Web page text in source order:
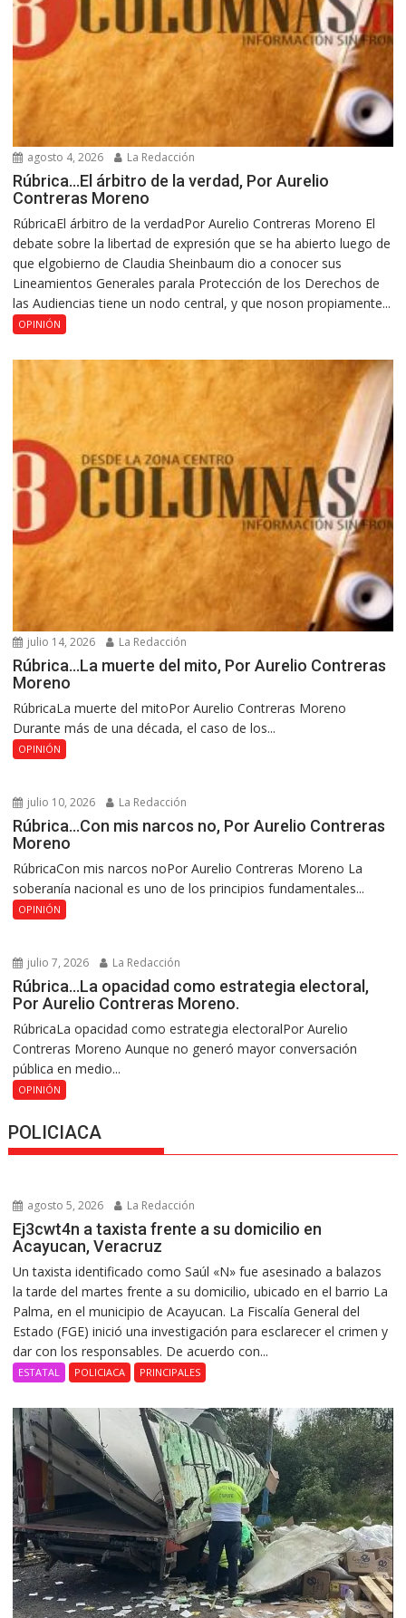
agosto 4, 2026 La Redacción
Rúbrica…El árbitro de la verdad, Por Aurelio
Contreras Moreno
RúbricaEl árbitro de la verdadPor Aurelio Contreras Moreno El
debate sobre la libertad de expresión que se ha abierto luego de
que elgobierno de Claudia Sheinbaum dio a conocer sus
Lineamientos Generales parala Protección de los Derechos de
las Audiencias tiene un nodo central, y que noson propiamente...
OPINIÓN
julio 14, 2026 La Redacción
Rúbrica…La muerte del mito, Por Aurelio Contreras
Moreno
RúbricaLa muerte del mitoPor Aurelio Contreras Moreno
Durante más de una década, el caso de los...
OPINIÓN
julio 10, 2026 La Redacción
Rúbrica…Con mis narcos no, Por Aurelio Contreras
Moreno
RúbricaCon mis narcos noPor Aurelio Contreras Moreno La
soberanía nacional es uno de los principios fundamentales...
OPINIÓN
julio 7, 2026 La Redacción
Rúbrica…La opacidad como estrategia electoral,
Por Aurelio Contreras Moreno.
RúbricaLa opacidad como estrategia electoralPor Aurelio
Contreras Moreno Aunque no generó mayor conversación
pública en medio...
OPINIÓN
POLICIACA
agosto 5, 2026 La Redacción
Ej3cwt4n a taxista frente a su domicilio en
Acayucan, Veracruz
Un taxista identificado como Saúl «N» fue asesinado a balazos
la tarde del martes frente a su domicilio, ubicado en el barrio La
Palma, en el municipio de Acayucan. La Fiscalía General del
Estado (FGE) inició una investigación para esclarecer el crimen y
dar con los responsables. De acuerdo con...
ESTATAL POLICIACA PRINCIPALES